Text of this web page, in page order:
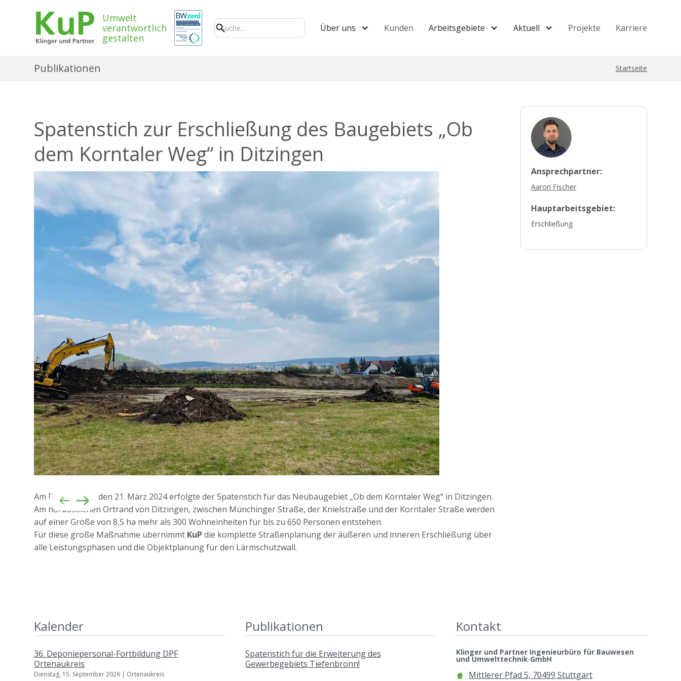
Umwelt
verantwortlich
gestalten
Über uns Kunden Arbeitsgebiete Aktuell Projekte Karriere
Publikationen Startseite
Spatenstich zur Erschließung des Baugebiets „Ob
dem Korntaler Weg“ in Ditzingen
Am Donnerstag, den 21. März 2024 erfolgte der Spatenstich für das Neubaugebiet „Ob dem Korntaler Weg“ in Ditzingen.
Am nordöstlichen Ortrand von Ditzingen, zwischen Münchinger Straße, der Knielstraße und der Korntaler Straße werden
auf einer Größe von 8,5 ha mehr als 300 Wohneinheiten für bis zu 650 Personen entstehen.
Für diese große Maßnahme übernimmt KuP die komplette Straßenplanung der äußeren und inneren Erschließung über
alle Leistungsphasen und die Objektplanung für den Lärmschutzwall.
Ansprechpartner:
Aaron Fischer
Hauptarbeitsgebiet:
Erschließung
Kalender
36. Deponiepersonal-Fortbildung DPF
Ortenaukreis
Dienstag, 15. September 2026 | Ortenaukreis
Publikationen
Spatenstich für die Erweiterung des
Gewerbegebiets Tiefenbronn!
Kontakt
Klinger und Partner Ingenieurbüro für Bauwesen
und Umwelttechnik GmbH
Mittlerer Pfad 5, 70499 Stuttgart